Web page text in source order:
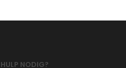
HULP NODIG?